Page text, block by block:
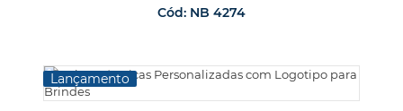
Cód: NB 4274
Lançamento